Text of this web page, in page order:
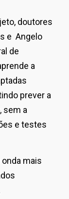
doutores
e Angelo
de
a
prever a
sem a
e testes
mais